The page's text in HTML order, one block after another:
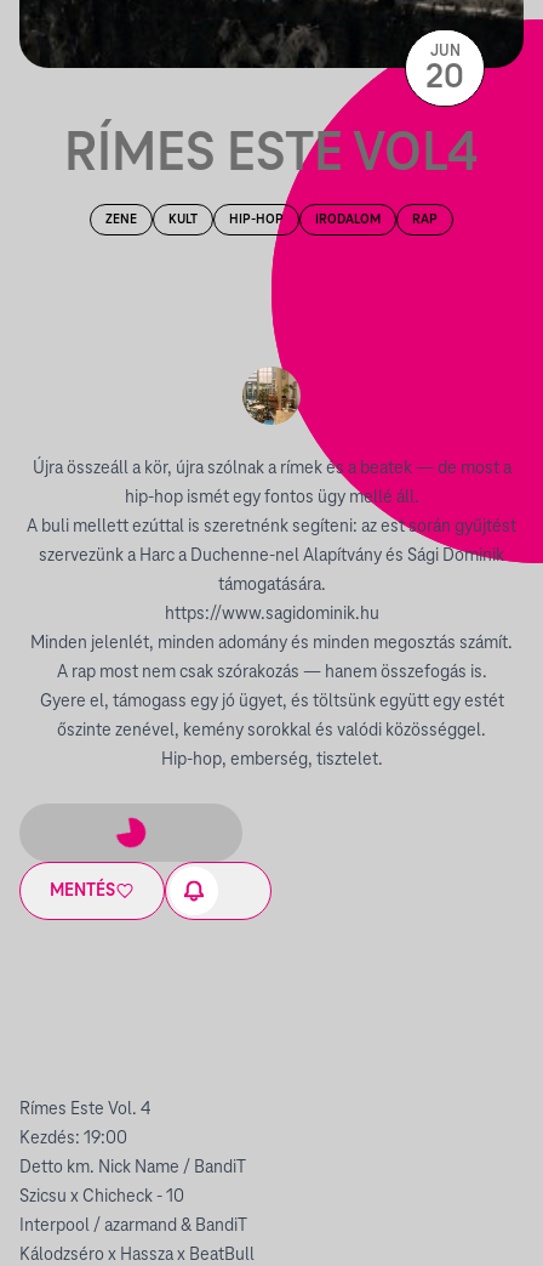
RÍMES ESTE VOL4
ZENE KULT HIP-HOP IRODALOM RAP
Újra összeáll a kör, újra szólnak a rímek és a beatek — de most a
hip-hop ismét egy fontos ügy mellé áll.
A buli mellett ezúttal is szeretnénk segíteni: az est során gyűjtést
szervezünk a Harc a Duchenne-nel Alapítvány és Sági Dominik
támogatására.
https://www.sagidominik.hu
Minden jelenlét, minden adomány és minden megosztás számít.
A rap most nem csak szórakozás — hanem összefogás is.
Gyere el, támogass egy jó ügyet, és töltsünk együtt egy estét
őszinte zenével, kemény sorokkal és valódi közösséggel.
Hip-hop, emberség, tisztelet.
MENTÉS
JUN
20
Rímes Este Vol. 4
Kezdés: 19:00
Detto km. Nick Name / BandiT
Szicsu x Chicheck - 10
Interpool / azarmand & BandiT
Kálodzséro x Hassza x BeatBull